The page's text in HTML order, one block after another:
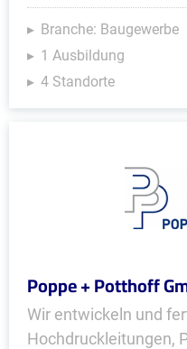
Branche: Baugewerbe
1 Ausbildung
4 Standorte
Poppe + Potthoff
Wir entwickeln und
Hochdruckleitungen,